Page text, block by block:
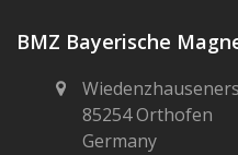
BMZ Bayerische
85254 Orthofen
Germany